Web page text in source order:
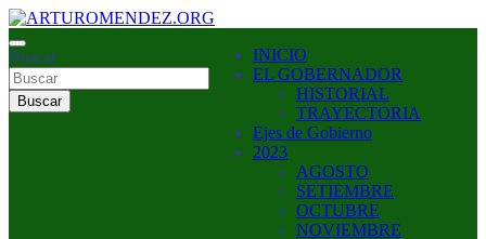
Saltar
al
contenido
ARTUROMENDEZ.ORG
ARTURO MENDEZ GOBERNADOR 2023
Buscar
Buscar
INICIO
EL GOBERNADOR
HISTORIAL
TRAYECTORIA
Ejes de Gobierno
2023
AGOSTO
SETIEMBRE
OCTUBRE
NOVIEMBRE